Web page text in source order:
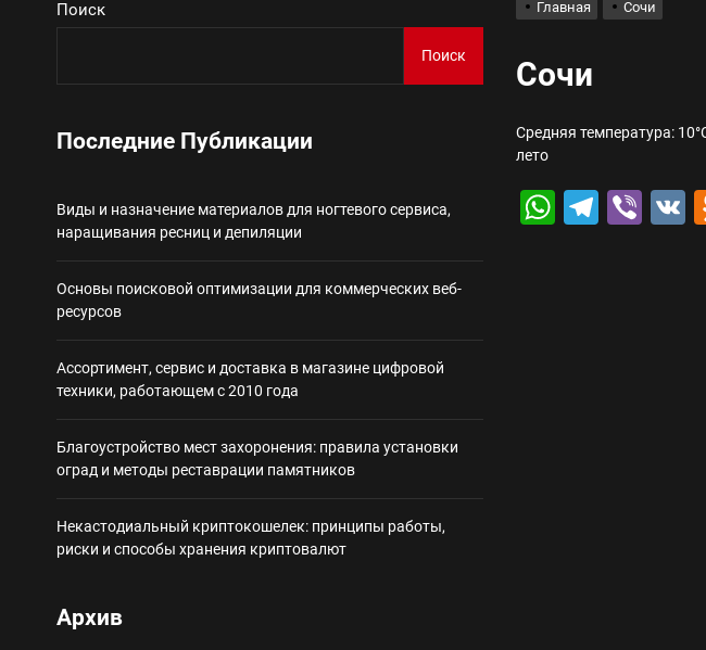
Виды и назначение материалов для ногтевого сервиса,
Некастодиальный криптокошелек: принципы работы,
Главная Сочи
Сочи
Средняя температура:
лето
Поиск
Поиск
Последние Публикации
Виды и назначение материалов для ногтевого сервиса,
наращивания ресниц и депиляции
Основы поисковой оптимизации для коммерческих веб-
ресурсов
Ассортимент, сервис и доставка в магазине цифровой
техники, работающем с 2010 года
Благоустройство мест захоронения: правила установки
оград и методы реставрации памятников
Некастодиальный криптокошелек: принципы работы,
риски и способы хранения криптовалют
Архив